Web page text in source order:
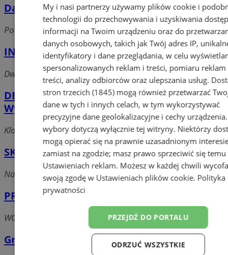
Dawar. Studio reklamy i poligrafii
Powstańców, 41-500 Chorzów
INTERFACE Poland Sp. z o.o.
Dworcowa, 41-500 Chorzów
DELTA Agencja Koncertowo 8211;
Wydawnicza/DELTA A.K.W.
Klonowa, 41-500 Chorzów
SKOLIK S.C. Maria Skolik Jacek Skolik
Narutowicza, 41-503 Chorzów
PRZEMYSŁAW KOZŁOWSKI
WOLNOŚCI 40A, 41-500 CHORZÓW
Graf. Drukarnia
My i nasi partnerzy używamy plików cookie i
technologii do przechowywania i uzyskiwania
informacji na Twoim urządzeniu oraz do
danych osobowych, takich jak Twój adres IP,
identyfikatory i dane przeglądania, w celu
spersonalizowanych reklam i treści, pomiaru reklam
treści, analizy odbiorców oraz ulepszania usług.
stron trzecich (1845)mogą również przetwarzać
dane w tych i innych celach, w tym wykorzystywać
precyzyjne dane geolokalizacyjne i cechy
wybory dotyczą wyłącznie tej witryny. Niektórzy
mogą opierać się na prawnie uzasadnionym
zamiast na zgodzie; masz prawo sprzeciwić się temu
Ustawieniach reklam. Możesz w każdej chwili
swoją zgodę w Ustawieniach plików cookie. Polityka
prywatności
PRZEJDŹ DO PORTALU
ODRZUĆ WSZYSTKIE